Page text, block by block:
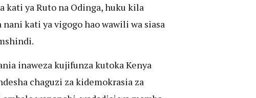
kati ya Ruto na Odinga, huku kila
kati ya vigogo hao wawili wa siasa
inaweza kujifunza kutoka Kenya
chaguzi za kidemokrasia za